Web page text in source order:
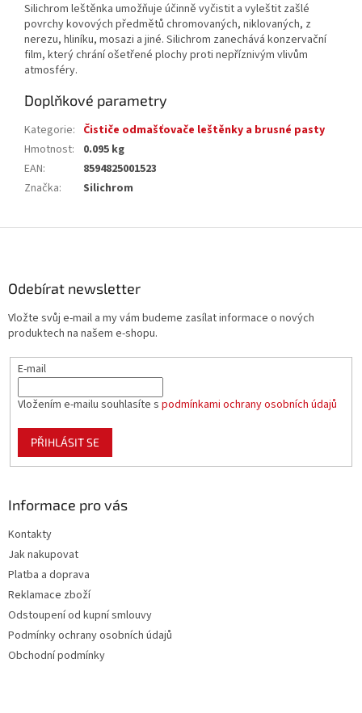
Silichrom leštěnka umožňuje účinně vyčistit a vyleštit zašlé
povrchy kovových předmětů chromovaných, niklovaných, z
nerezu, hliníku, mosazi a jiné. Silichrom zanechává konzervační
film, který chrání ošetřené plochy proti nepříznivým vlivům
atmosféry.
Doplňkové parametry
Kategorie: Čističe odmašťovače leštěnky a brusné pasty
Hmotnost:
0.095 kg
EAN:
8594825001523
Značka: Silichrom
Odebírat newsletter
Vložte svůj e-mail a my vám budeme zasílat informace o nových
produktech na našem e-shopu.
E-mail
Vložením e-mailu souhlasíte s podmínkami ochrany osobních údajů
PŘIHLÁSIT SE
Informace pro vás
Kontakty
Jak nakupovat
Platba a doprava
Reklamace zboží
Odstoupení od kupní smlouvy
Podmínky ochrany osobních údajů
Obchodní podmínky